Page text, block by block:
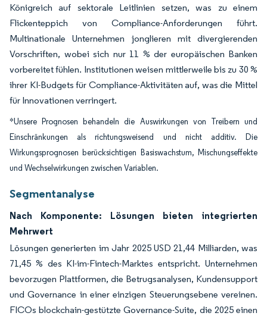
Königreich auf sektorale Leitlinien setzen, was zu einem
Flickenteppich von Compliance-Anforderungen führt.
Multinationale Unternehmen jonglieren mit divergierenden
Vorschriften, wobei sich nur 11 % der europäischen Banken
vorbereitet fühlen. Institutionen weisen mittlerweile bis zu 30 %
ihrer KI-Budgets für Compliance-Aktivitäten auf, was die Mittel
für Innovationen verringert.
*Unsere Prognosen behandeln die Auswirkungen von Treibern und
Einschränkungen als richtungsweisend und nicht additiv. Die
Wirkungsprognosen berücksichtigen Basiswachstum, Mischungseffekte
und Wechselwirkungen zwischen Variablen.
Segmentanalyse
Nach Komponente: Lösungen bieten integrierten
Mehrwert
Lösungen generierten im Jahr 2025 USD 21,44 Milliarden, was
71,45 % des KI-im-Fintech-Marktes entspricht. Unternehmen
bevorzugen Plattformen, die Betrugsanalysen, Kundensupport
und Governance in einer einzigen Steuerungsebene vereinen.
FICOs blockchain-gestützte Governance-Suite, die 2025 einen